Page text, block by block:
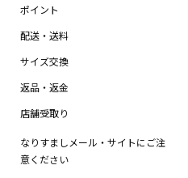
ポイント
配送・送料
サイズ交換
返品・返金
店舗受取り
なりすましメール・サイトにご注
意ください